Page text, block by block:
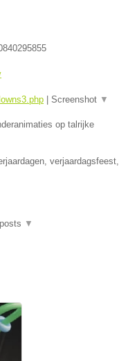
Screenshot ▼
op talrijke
verjaardagsfeest,
▼